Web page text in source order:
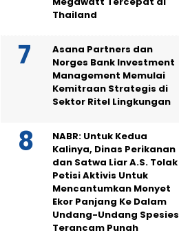
Thailand
Asana Partners dan
Norges Bank Investment
Management Memulai
Kemitraan Strategis di
Sektor Ritel Lingkungan
NABR: Untuk Kedua
Kalinya, Dinas Perikanan
dan Satwa Liar A.S. Tolak
Petisi Aktivis Untuk
Mencantumkan Monyet
Ekor Panjang Ke Dalam
Undang-Undang Spesies
Terancam Punah